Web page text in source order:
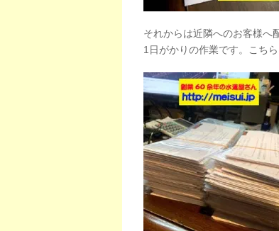
それからは近隣へのお客様へ
1日がかりの作業です。こち